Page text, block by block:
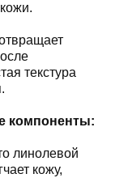
текстура
компоненты:
линолевой
кожу,